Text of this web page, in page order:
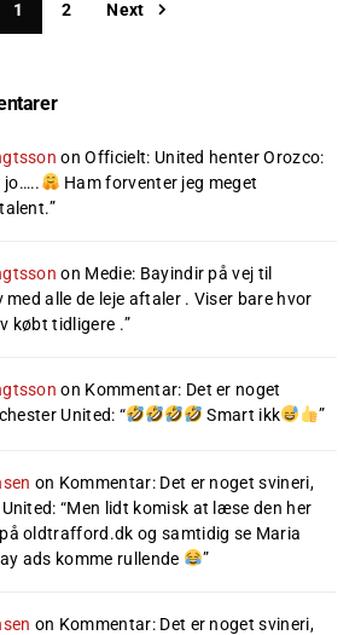
1 2 Next
onOfficielt: United henter Orozco:
jo…..
Ham forventer jeg meget
”
on Medie: Bayindir på vej til
med alle de leje aftaler . Viser bare hvor
købt tidligere .”
on Kommentar: Det er noget
United: “ Smart ikk ”
on Kommentar: Det er noget svineri,
: “Men lidt komisk at læse den her
oldtrafford.dk og samtidig se Maria
ads komme rullende
”
on Kommentar: Det er noget svineri,